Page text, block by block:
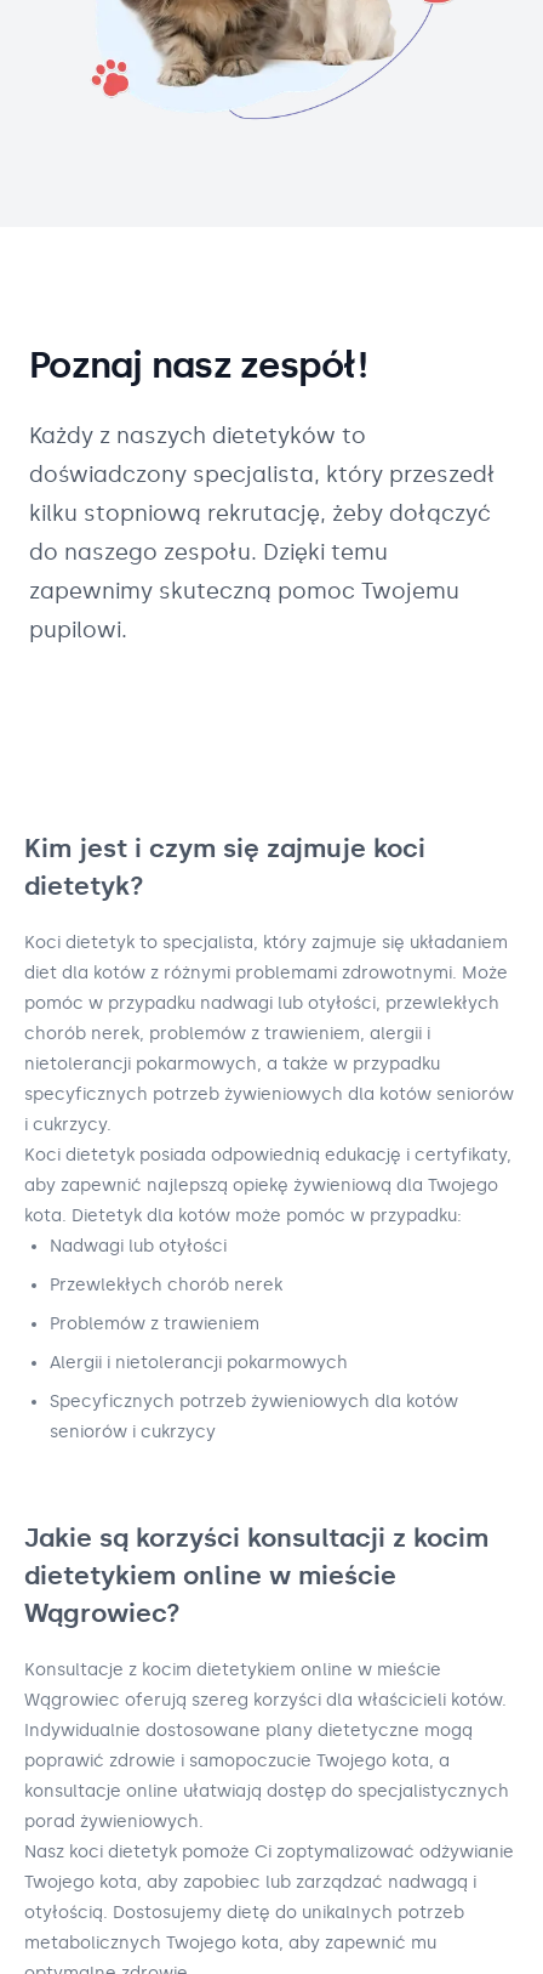
Poznaj nasz zespół!
Każdy z naszych dietetyków to
doświadczony specjalista, który przeszedł
kilku stopniową rekrutację, żeby dołączyć
do naszego zespołu. Dzięki temu
zapewnimy skuteczną pomoc Twojemu
pupilowi.
Kim jest i czym się zajmuje koci
dietetyk?
Koci dietetyk to specjalista, który zajmuje się układaniem
diet dla kotów z różnymi problemami zdrowotnymi. Może
pomóc w przypadku nadwagi lub otyłości, przewlekłych
chorób nerek, problemów z trawieniem, alergii i
nietolerancji pokarmowych, a także w przypadku
specyficznych potrzeb żywieniowych dla kotów seniorów
i cukrzycy.
Koci dietetyk posiada odpowiednią edukację i certyfikaty,
aby zapewnić najlepszą opiekę żywieniową dla Twojego
kota. Dietetyk dla kotów może pomóc w przypadku:
Nadwagi lub otyłości
Przewlekłych chorób nerek
Problemów z trawieniem
Alergii i nietolerancji pokarmowych
Specyficznych potrzeb żywieniowych dla kotów
seniorów i cukrzycy
Jakie są korzyści konsultacji z kocim
dietetykiem online w mieście
Wągrowiec?
Konsultacje z kocim dietetykiem online w mieście
Wągrowiec oferują szereg korzyści dla właścicieli kotów.
Indywidualnie dostosowane plany dietetyczne mogą
poprawić zdrowie i samopoczucie Twojego kota, a
konsultacje online ułatwiają dostęp do specjalistycznych
porad żywieniowych.
Nasz koci dietetyk pomoże Ci zoptymalizować odżywianie
Twojego kota, aby zapobiec lub zarządzać nadwagą i
otyłością. Dostosujemy dietę do unikalnych potrzeb
metabolicznych Twojego kota, aby zapewnić mu